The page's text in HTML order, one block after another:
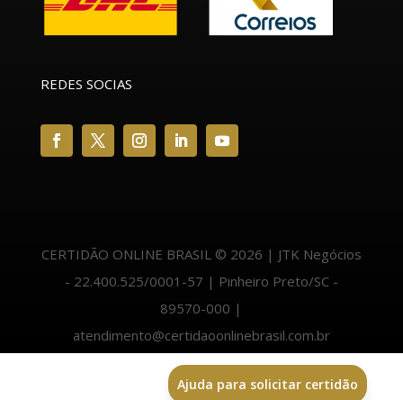
REDES SOCIAS
CERTIDÃO ONLINE BRASIL © 2026 | JTK Negócios
- 22.400.525/0001-57 | Pinheiro Preto/SC -
89570-000 |
atendimento@certidaoonlinebrasil.com.br
Ajuda para solicitar certidão